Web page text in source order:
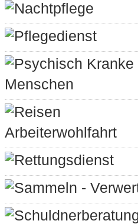
Nachtpflege
Pflegedienst
Psychisch Kranke
Menschen
Reisen
Arbeiterwohlfahrt
Rettungsdienst
Sammeln -